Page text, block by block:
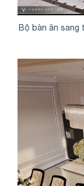
Bộ bàn ăn sang